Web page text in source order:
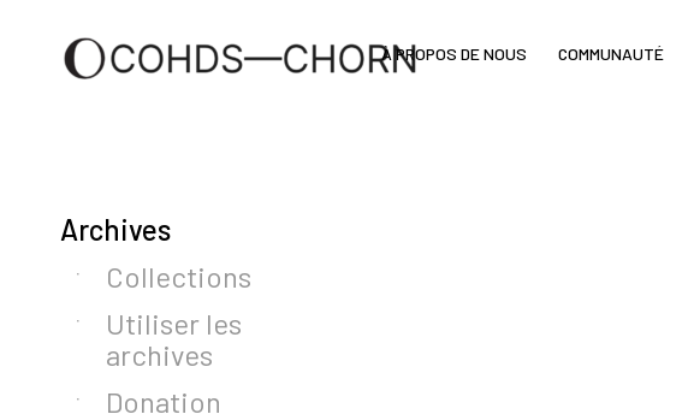
À PROPOS DE NOUS COMMUNAUTÉ
Archives
Collections
Utiliser les
archives
Donation